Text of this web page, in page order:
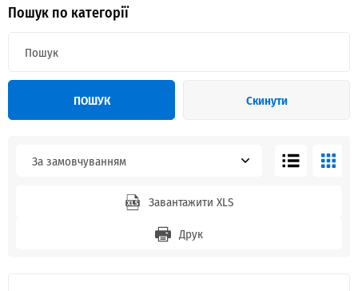
Пошук по категорії
ПОШУК Скинути
За замовчуванням
Завантажити XLS
Друк